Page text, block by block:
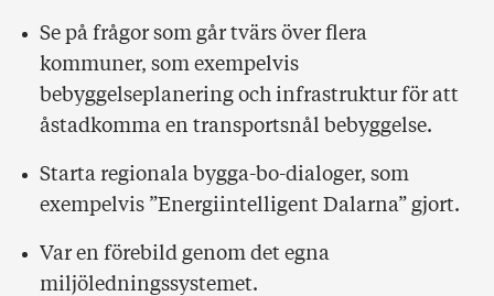
Se på frågor som går tvärs över flera
kommuner, som exempelvis
bebyggelseplanering och infrastruktur för att
åstadkomma en transportsnål bebyggelse.
Starta regionala bygga-bo-dialoger, som
exempelvis ”Energiintelligent Dalarna” gjort.
Var en förebild genom det egna
miljöledningssystemet.